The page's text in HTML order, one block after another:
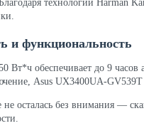
технологии
и функциональность
Вт*ч обеспечивает до 9
Asus UX3400UA-GV539T
не осталась без внимания —